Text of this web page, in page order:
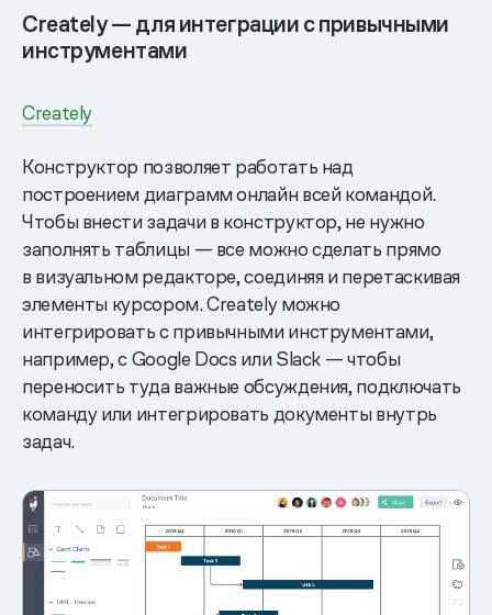
Creately — для интеграции с привычными
инструментами
Creately
Конструктор позволяет работать над
построением диаграмм онлайн всей командой.
Чтобы внести задачи в конструктор, не нужно
заполнять таблицы — все можно сделать прямо
в визуальном редакторе, соединяя и перетаскивая
элементы курсором. Creately можно
интегрировать с привычными инструментами,
например, с Google Docs или Slack — чтобы
переносить туда важные обсуждения, подключать
команду или интегрировать документы внутрь
задач.